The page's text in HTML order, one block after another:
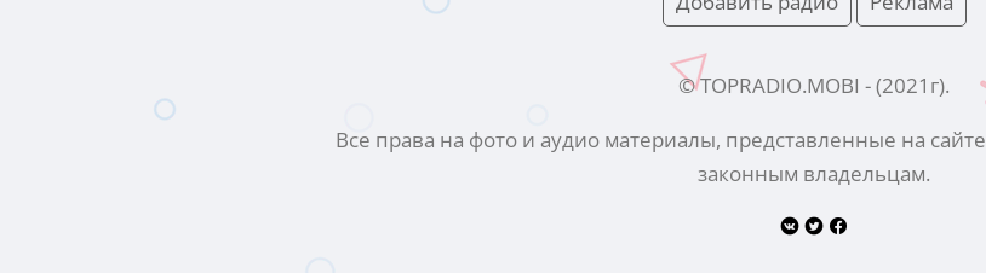
© TOPRADIO.MOBI - (2021 г).
Все права на фото и аудио материалы, представленные на сайте
законным владельцам.